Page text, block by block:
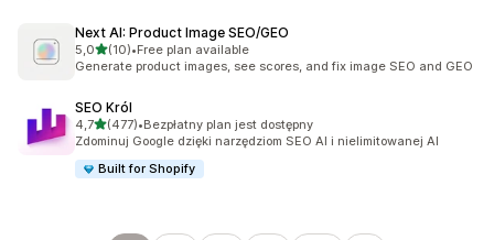
Next AI: Product Image SEO/GEO
5,0na 5 gwiazdek
(10)
Łączna liczba recenzji: 10
•Free plan available
Generate product images, see scores, and fix image SEO and GEO
SEO Król
4,7na 5 gwiazdek
(477)
Łączna liczba recenzji: 477
•Bezpłatny plan jest dostępny
Zdominuj Google dzięki narzędziom SEO AI i nielimitowanej AI
Built for Shopify